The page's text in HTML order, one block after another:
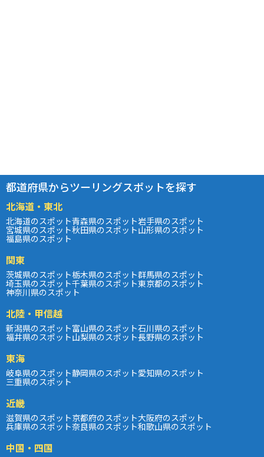
都道府県からツーリングスポットを探す
北海道・東北
北海道のスポット青森県のスポット岩手県のスポット
宮城県のスポット秋田県のスポット山形県のスポット
福島県のスポット
関東
茨城県のスポット栃木県のスポット群馬県のスポット
埼玉県のスポット千葉県のスポット東京都のスポット
神奈川県のスポット
北陸・甲信越
新潟県のスポット富山県のスポット石川県のスポット
福井県のスポット山梨県のスポット長野県のスポット
東海
岐阜県のスポット静岡県のスポット愛知県のスポット
三重県のスポット
近畿
滋賀県のスポット京都府のスポット大阪府のスポット
兵庫県のスポット奈良県のスポット和歌山県のスポット
中国・四国